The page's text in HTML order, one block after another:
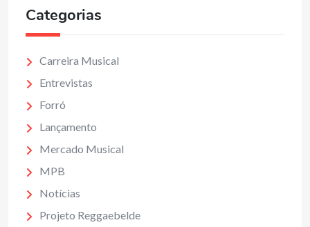
Categorias
Carreira Musical
Entrevistas
Forró
Lançamento
Mercado Musical
MPB
Notícias
Projeto Reggaebelde